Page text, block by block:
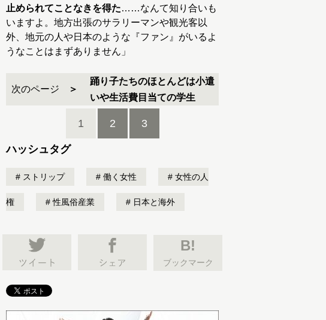
止められてことなきを得た……なんて知り合いも
いますよ。地方出張のサラリーマンや観光客以
外、地元の人や日本のような『ファン』がいるよ
うなことはまずありません」
次のページ
踊り子たちのほとんどは小遣
いや生活費目当ての学生
1 2 3
ハッシュタグ
ストリップ 働く女性 女性の人
権 性風俗産業 日本と海外
B!
ブックマーク